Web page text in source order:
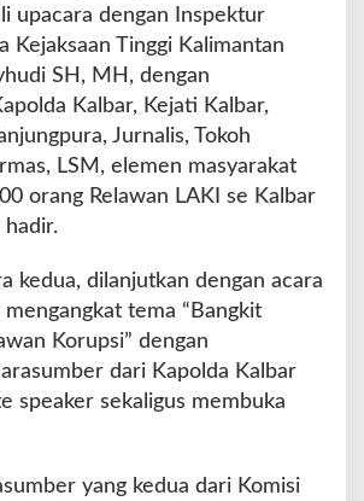
upacara dengan Inspektur
Kejaksaan Tinggi Kalimantan
SH, MH, dengan
Kalbar, Kejati Kalbar,
Jurnalis, Tokoh
LSM, elemen masyarakat
orang Relawan LAKI se Kalbar
hadir.
kedua, dilanjutkan dengan acara
tema “Bangkit
Korupsi” dengan
dari Kapolda Kalbar
speaker sekaligus membuka
yang kedua dari Komisi